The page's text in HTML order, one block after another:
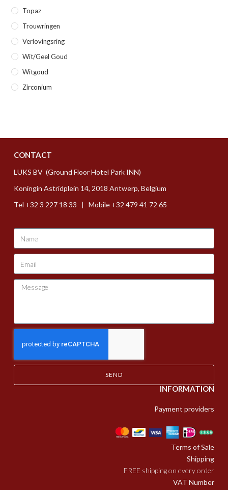
Topaz
Trouwringen
Verlovingsring
Wit/geel Goud
Witgoud
Zirconium
CONTACT
LUKS BV (Ground Floor Hotel Park INN)
Koningin Astridplein 14, 2018 Antwerp, Belgium
Tel +32 3 227 18 33 | Mobile +32 479 41 72 65
SEND
INFORMATION
Payment providers
Terms of Sale
Shipping
FREE shipping on every order
VAT Number